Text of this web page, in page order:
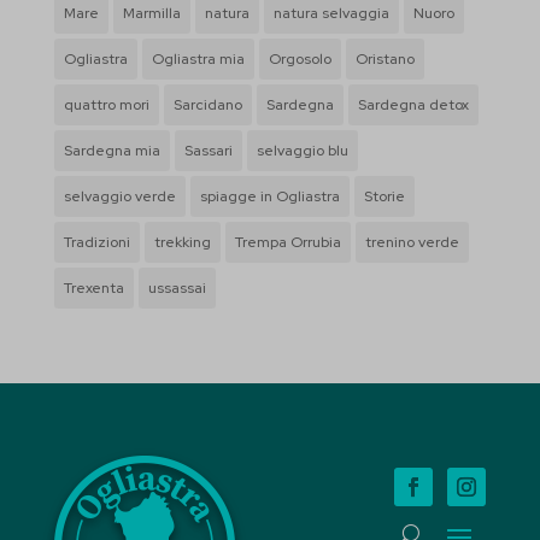
Mare Marmilla natura natura selvaggia Nuoro
Ogliastra Ogliastra mia Orgosolo Oristano
quattro mori Sarcidano Sardegna Sardegna detox
Sardegna mia Sassari selvaggio blu
selvaggio verde spiagge in Ogliastra Storie
Tradizioni trekking Trempa Orrubia trenino verde
Trexenta ussassai
Mostra dettagli
Altri servizi
esplicitamente categorizzati.
Mostra dettagli
et-pb-recent-items-content-decoration-bodyFont-body-font--
weight